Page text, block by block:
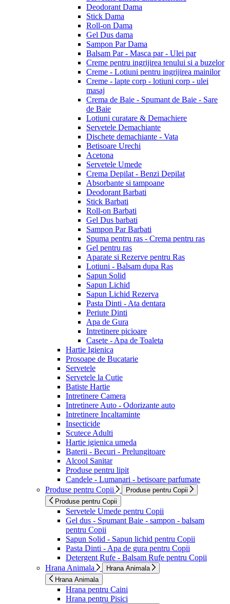
Deodorant Dama
Stick Dama
Roll-on Dama
Gel Dus dama
Sampon Par Dama
Balsam Par - Masca par - Ulei par
Creme pentru ingrijirea tenului si a buzelor
Creme - Lotiuni pentru ingrijirea mainilor
Creme - lapte corp - lotiuni corp - ulei
masaj
Crema de Baie - Spumant de Baie - Sare
de Baie
Lotiuni curatare & Demachiere
Servetele Demachiante
Dischete demachiante - Vata
Betisoare Urechi
Acetona
Servetele Umede
Crema Depilat - Benzi Depilat
Absorbante si tampoane
Deodorant Barbati
Stick Barbati
Roll-on Barbati
Gel Dus barbati
Sampon Par Barbati
Spuma pentru ras - Crema pentru ras
Gel pentru ras
Aparate si Rezerve pentru Ras
Lotiuni - Balsam dupa Ras
Sapun Solid
Sapun Lichid
Sapun Lichid Rezerva
Pasta Dinti - Ata dentara
Periute Dinti
Apa de Gura
Intretinere picioare
Casete - Apa de Toaleta
Hartie Igienica
Prosoape de Bucatarie
Servetele
Servetele la Cutie
Batiste Hartie
Intretinere Camera
Intretinere Auto - Odorizante auto
Intretinere Incaltaminte
Insecticide
Scutece Adulti
Hartie igienica umeda
Baterii - Becuri - Prelungitoare
Alcool Sanitar
Produse pentru lipit
Candele - Lumanari - betisoare parfumate
Produse pentru Copii
Produse pentru Copii
Produse pentru Copii
Servetele Umede pentru Copii
Gel dus - Spumant Baie - sampon - balsam
pentru Copii
Sapun Solid - Sapun lichid pentru Copii
Pasta Dinti - Apa de gura pentru Copii
Detergent Rufe - Balsam Rufe pentru Copii
Hrana Animala
Hrana Animala
Hrana Animala
Hrana pentru Caini
Hrana pentru Pisici